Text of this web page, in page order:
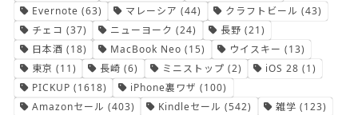
Evernote (63) マレーシア (44) クラフトビール (43)
チェコ (37) ニューヨーク (24) 長野 (21)
日本酒 (18) MacBook Neo (15) ウイスキー (13)
東京 (11) 長崎 (6) ミニストップ (2) iOS 28 (1)
PICKUP (1618) iPhone裏ワザ (100)
Amazonセール (403) Kindleセール (542) 雑学 (123)